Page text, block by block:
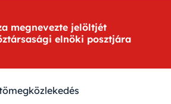
megnevezte jelöltjét
elnöki posztjára